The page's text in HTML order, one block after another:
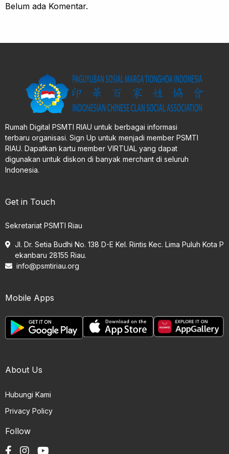
Belum ada Komentar.
Rumah Digital PSMTI RIAU untuk berbagai informasi
terbaru organisasi. Sign Up untuk menjadi member PSMTI
RIAU. Dapatkan kartu member VIRTUAL yang dapat
digunakan untuk diskon di banyak merchant di seluruh
Indonesia.
Get in Touch
Sekretariat PSMTI Riau
Jl. Dr. Setia Budhi No. 138 D-E Kel. Rintis Kec. Lima Puluh Kota P
ekanbaru 28155 Riau.
info@psmtiriau.org
Mobile Apps
About Us
Hubungi Kami
Privacy Policy
Follow